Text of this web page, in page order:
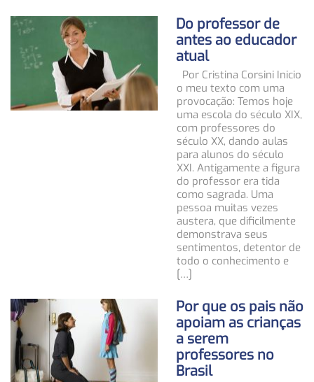
Do professor de
antes ao educador
atual
Por Cristina Corsini Inicio
o meu texto com uma
provocação: Temos hoje
uma escola do século XIX,
com professores do
século XX, dando aulas
para alunos do século
XXI. Antigamente a figura
do professor era tida
como sagrada. Uma
pessoa muitas vezes
austera, que dificilmente
demonstrava seus
sentimentos, detentor de
todo o conhecimento e
[…]
Por que os pais não
apoiam as crianças
a serem
professores no
Brasil